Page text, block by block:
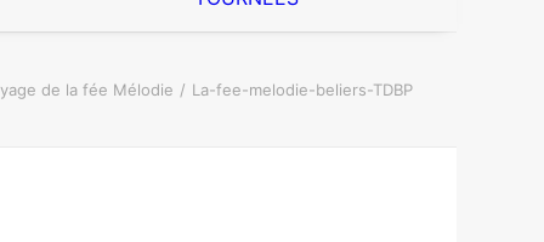
de la fée Mélodie La-fee-melodie-beliers-TDBP